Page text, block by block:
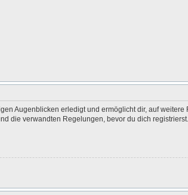
Augenblicken erledigt und ermöglicht dir, auf
die verwandten Regelungen, bevor du dich